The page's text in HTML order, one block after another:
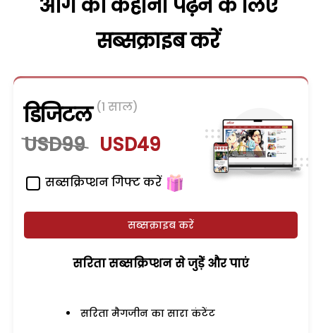
आगे की कहानी पढ़ने के लिए
सब्सक्राइब करें
डिजिटल (1 साल)
USD99 USD49
सब्सक्रिप्शन गिफ्ट करें
सब्सक्राइब करें
सरिता सब्सक्रिप्शन से जुड़ेें और पाएं
सरिता मैगजीन का सारा कंटेंट